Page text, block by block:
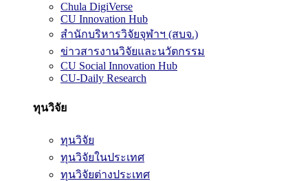
Chula DigiVerse
CU Innovation Hub
สำนักบริหารวิจัยจุฬาฯ (สบจ.)
ข่าวสารงานวิจัยและนวัตกรรม
CU Social Innovation Hub
CU-Daily Research
ทุนวิจัย
ทุนวิจัย
ทุนวิจัยในประเทศ
ทุนวิจัยต่างประเทศ